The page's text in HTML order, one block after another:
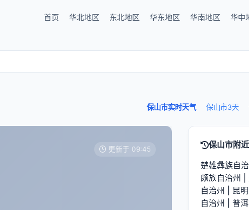
首页 华北地区 东北地区 华东地区 华南地区 华中
保山市实时天气 保山市3天
更新于 09:45 保山市附近
楚雄彝族自
颇族自治州
自治州
昆
自治州
普